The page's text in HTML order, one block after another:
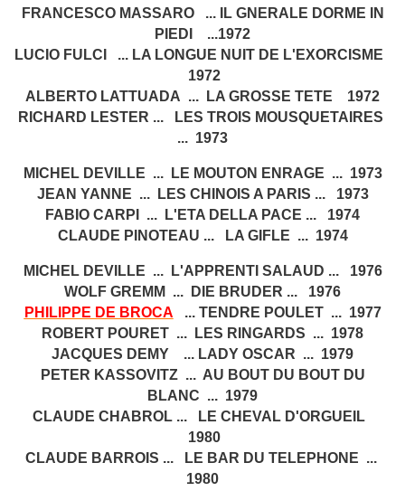
FRANCESCO MASSARO ... IL GNERALE DORME IN
PIEDI ...1972
LUCIO FULCI ... LA LONGUE NUIT DE L'EXORCISME
1972
ALBERTO LATTUADA ... LA GROSSE TETE 1972
RICHARD LESTER ... LES TROIS MOUSQUETAIRES
... 1973
MICHEL DEVILLE ... LE MOUTON ENRAGE ... 1973
JEAN YANNE ... LES CHINOIS A PARIS ... 1973
FABIO CARPI ... L'ETA DELLA PACE ... 1974
CLAUDE PINOTEAU ... LA GIFLE ... 1974
MICHEL DEVILLE ... L'APPRENTI SALAUD ... 1976
WOLF GREMM ... DIE BRUDER ... 1976
PHILIPPE DE BROCA ... TENDRE POULET ... 1977
ROBERT POURET ... LES RINGARDS ... 1978
JACQUES DEMY ... LADY OSCAR ... 1979
PETER KASSOVITZ ... AU BOUT DU BOUT DU
BLANC ... 1979
CLAUDE CHABROL ... LE CHEVAL D'ORGUEIL
1980
CLAUDE BARROIS ... LE BAR DU TELEPHONE ...
1980